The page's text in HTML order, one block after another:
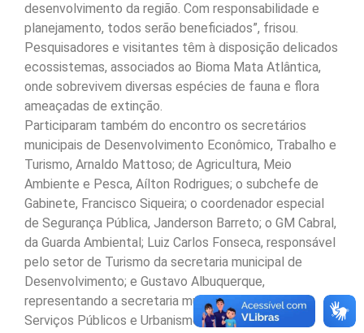
desenvolvimento da região. Com responsabilidade e
planejamento, todos serão beneficiados”, frisou.
Pesquisadores e visitantes têm à disposição delicados
ecossistemas, associados ao Bioma Mata Atlântica,
onde sobrevivem diversas espécies de fauna e flora
ameaçadas de extinção.
Participaram também do encontro os secretários
municipais de Desenvolvimento Econômico, Trabalho e
Turismo, Arnaldo Mattoso; de Agricultura, Meio
Ambiente e Pesca, Aílton Rodrigues; o subchefe de
Gabinete, Francisco Siqueira; o coordenador especial
de Segurança Pública, Janderson Barreto; o GM Cabral,
da Guarda Ambiental; Luiz Carlos Fonseca, responsável
pelo setor de Turismo da secretaria municipal de
Desenvolvimento; e Gustavo Albuquerque,
representando a secretaria municipal de Obras,
Serviços Públicos e Urbanismo.